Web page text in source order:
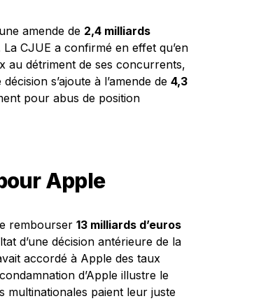
amende de 2,4 milliards
La CJUE a confirmé en effet qu’en
au détriment de ses concurrents,
s’ajoute à l’amende de 4,3
pour abus de position
Apple
rembourser 13 milliards d’euros
d’une décision antérieure de la
accordé à Apple des taux
d’Apple illustre le
multinationales paient leur juste